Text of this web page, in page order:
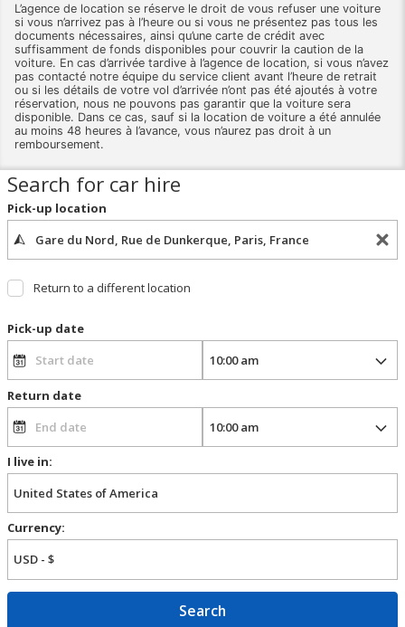
L’agence de location se réserve le droit de vous refuser une voiture
si vous n’arrivez pas à l’heure ou si vous ne présentez pas tous les
documents nécessaires, ainsi qu’une carte de crédit avec
suffisamment de fonds disponibles pour couvrir la caution de la
voiture. En cas d’arrivée tardive à l’agence de location, si vous n’avez
pas contacté notre équipe du service client avant l’heure de retrait
ou si les détails de votre vol d’arrivée n’ont pas été ajoutés à votre
réservation, nous ne pouvons pas garantir que la voiture sera
disponible. Dans ce cas, sauf si la location de voiture a été annulée
au moins 48 heures à l’avance, vous n’aurez pas droit à un
remboursement.
Search for car hire
Pick-up location
Return to a different location
Pick-up date
Return date
I live in:
Currency:
Search